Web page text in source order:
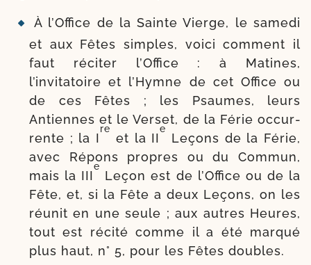
À l’Office de la Sainte Vierge, le same­di
et aux Fêtes simples, voi­ci com­ment il
faut réci­ter l’Office : à Matines,
l’invitatoire et l’Hymne de cet Office ou
de ces Fêtes ; les Psaumes, leurs
Antiennes et le Verset, de la Férie occur­
rente ; la I
re
et la II
e
Leçons de la Férie,
avec Répons propres ou du Commun,
mais la III
e
Leçon est de l’Office ou de la
Fête, et, si la Fête a deux Leçons, on les
réunit en une seule ; aux autres Heures,
tout est réci­té comme il a été mar­qué
plus haut, n° 5, pour les Fêtes doubles.